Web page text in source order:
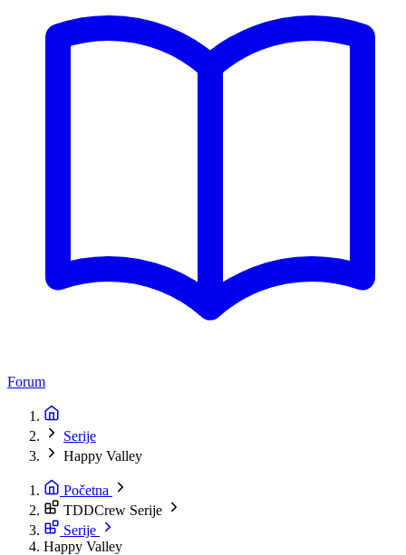
Forum
Serije
Happy Valley
Početna
TDDCrew Serije
Serije
Happy Valley